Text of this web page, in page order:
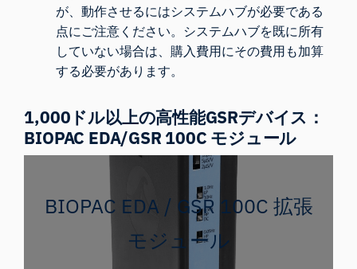
が、動作させるにはシステムハブが必要である
点にご注意ください。システムハブを既に所有
していない場合は、購入費用にその費用も加算
する必要があります。
1,000ドル以上の高性能GSRデバイス：
BIOPAC EDA/GSR 100C モジュール
BIOPAC EDA / GSR 100C 拡張
モジュール